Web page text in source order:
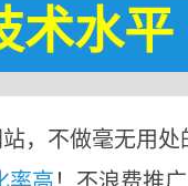
术水平
，不做毫无用处